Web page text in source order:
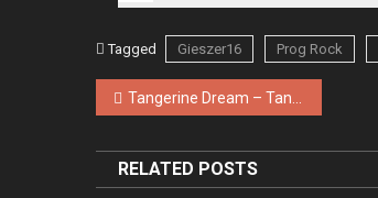
Tagged Gieszer16 Prog Rock
Beitragsnavigation
Tangerine Dream – Tangram – LP
RELATED POSTS